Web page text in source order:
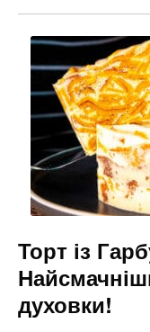
Торт із
духовки!